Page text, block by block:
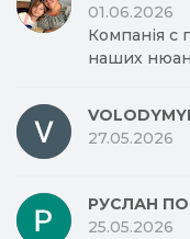
01.06.2026
Компанія с
наших
27.05.2026
РУСЛАН
25.05.2026